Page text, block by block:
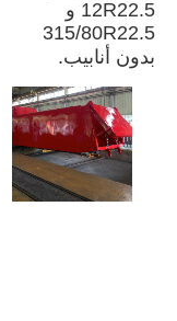
بدون أنابيب.